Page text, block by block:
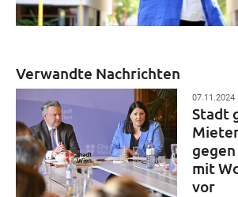
Verwandte Nachrichten
07.11.2024
Stadt
mit
vor